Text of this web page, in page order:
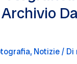
, Notizie/ Di